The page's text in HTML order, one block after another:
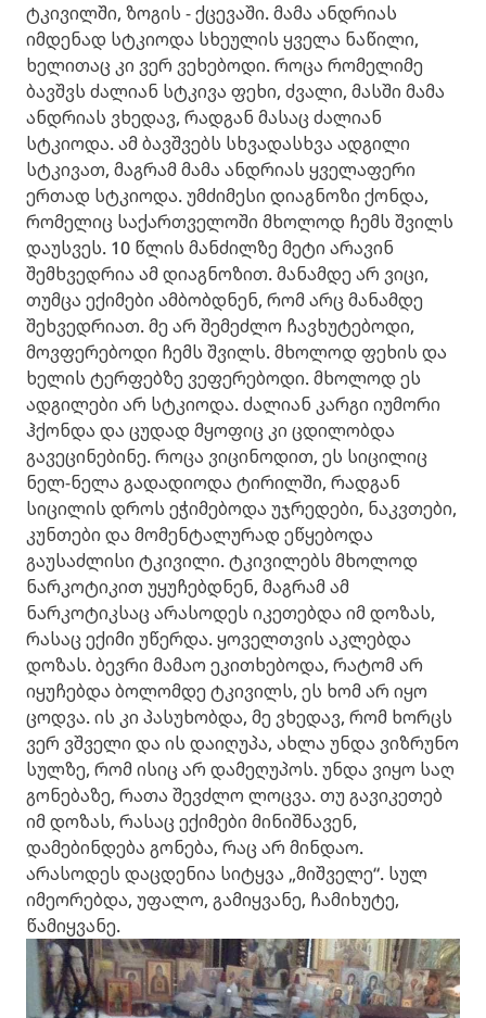
ტკივილში, ზოგის - ქცევაში. მამა ანდრიას
იმდენად სტკიოდა სხეულის ყველა ნაწილი,
ხელითაც კი ვერ ვეხებოდი. როცა რომელიმე
ბავშვს ძალიან სტკივა ფეხი, ძვალი, მასში მამა
ანდრიას ვხედავ, რადგან მასაც ძალიან
სტკიოდა. ამ ბავშვებს სხვადასხვა ადგილი
სტკივათ, მაგრამ მამა ანდრიას ყველაფერი
ერთად სტკიოდა. უმძიმესი დიაგნოზი ქონდა,
რომელიც საქართველოში მხოლოდ ჩემს შვილს
დაუსვეს. 10 წლის მანძილზე მეტი არავინ
შემხვედრია ამ დიაგნოზით. მანამდე არ ვიცი,
თუმცა ექიმები ამბობდნენ, რომ არც მანამდე
შეხვედრიათ. მე არ შემეძლო ჩავხუტებოდი,
მოვფერებოდი ჩემს შვილს. მხოლოდ ფეხის და
ხელის ტერფებზე ვეფერებოდი. მხოლოდ ეს
ადგილები არ სტკიოდა. ძალიან კარგი იუმორი
ჰქონდა და ცუდად მყოფიც კი ცდილობდა
გავეცინებინე. როცა ვიცინოდით, ეს სიცილიც
ნელ-ნელა გადადიოდა ტირილში, რადგან
სიცილის დროს ეჭიმებოდა უჯრედები, ნაკვთები,
კუნთები და მომენტალურად ეწყებოდა
გაუსაძლისი ტკივილი. ტკივილებს მხოლოდ
ნარკოტიკით უყუჩებდნენ, მაგრამ ამ
ნარკოტიკსაც არასოდეს იკეთებდა იმ დოზას,
რასაც ექიმი უწერდა. ყოველთვის აკლებდა
დოზას. ბევრი მამაო ეკითხებოდა, რატომ არ
იყუჩებდა ბოლომდე ტკივილს, ეს ხომ არ იყო
ცოდვა. ის კი პასუხობდა, მე ვხედავ, რომ ხორცს
ვერ ვშველი და ის დაიღუპა, ახლა უნდა ვიზრუნო
სულზე, რომ ისიც არ დამეღუპოს. უნდა ვიყო საღ
გონებაზე, რათა შევძლო ლოცვა. თუ გავიკეთებ
იმ დოზას, რასაც ექიმები მინიშნავენ,
დამებინდება გონება, რაც არ მინდაო.
არასოდეს დაცდენია სიტყვა „მიშველე“. სულ
იმეორებდა, უფალო, გამიყვანე, ჩამიხუტე,
წამიყვანე.